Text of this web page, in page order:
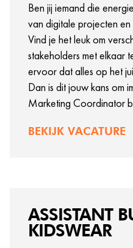
Ben jij iemand die
van digitale projecten en
Vind je het leuk om
stakeholders met elkaar
ervoor dat alles op het
Dan is dit jouw kans om
Marketing Coordinator
BEKIJK VACATURE
ASSISTANT
KIDSWEAR